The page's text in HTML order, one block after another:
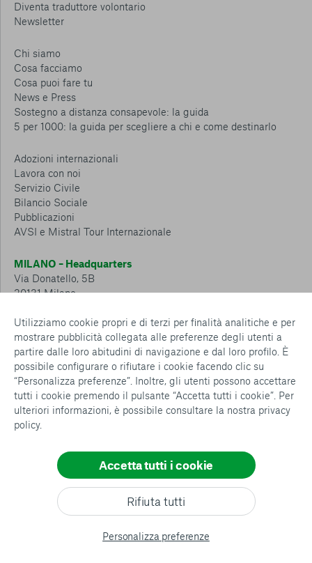
Utilizziamo cookie propri e di terzi per finalità analitiche e per
mostrare pubblicità collegata alle preferenze degli utenti a
partire dalle loro abitudini di navigazione e dal loro profilo. È
possibile configurare o rifiutare i cookie facendo clic su
“Personalizza preferenze”. Inoltre, gli utenti possono accettare
tutti i cookie premendo il pulsante “Accetta tutti i cookie”. Per
ulteriori informazioni, è possibile consultare la nostra privacy
policy.
Personalizza preferenze
Rifiuta tutti
Accetta tutti i cookie
Consenti tutti
Diventa traduttore volontario
Newsletter
Chi siamo
Cosa facciamo
Cosa puoi fare tu
News e Press
Sostegno a distanza consapevole: la guida
5 per 1000: la guida per scegliere a chi e come destinarlo
Adozioni internazionali
Lavora con noi
Servizio Civile
Bilancio Sociale
Pubblicazioni
AVSI e Mistral Tour Internazionale
MILANO – Headquarters
Via Donatello, 5B
20131 Milano
CESENA – Sostegno a distanza
Via Padre Vicinio da Sarsina, 216
47521 Cesena
Tel.: 0547 360 811
Detrazioni e deduzioni fiscali sulle donazioni: cosa sapere e
come usufruirne
Whistleblowing Policy
Privacy policy
Cookie policy
Configurazione Cookies